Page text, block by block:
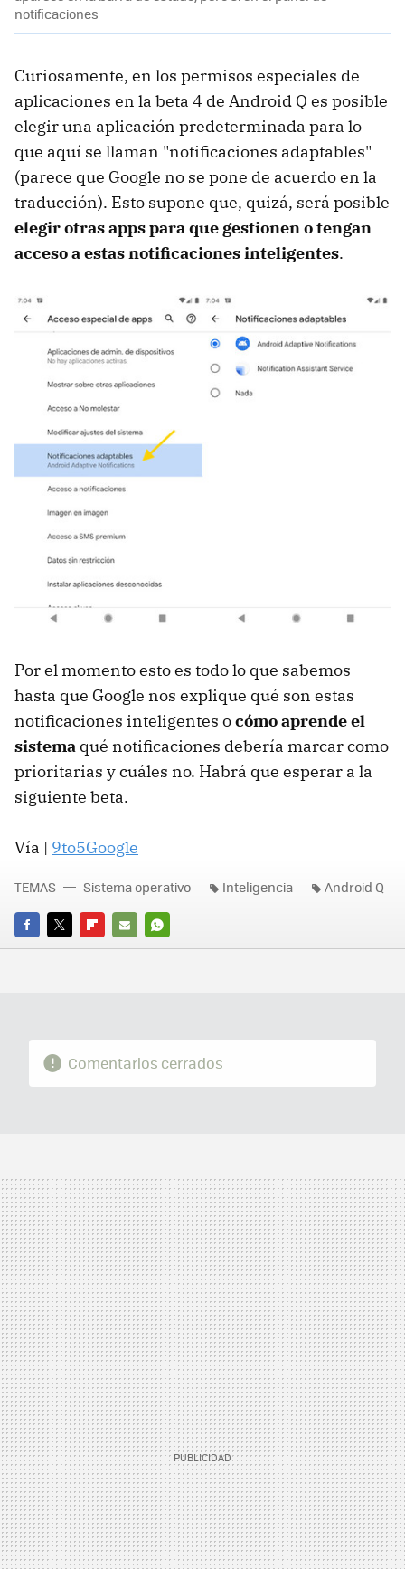
notificaciones
Curiosamente, en los permisos especiales de
aplicaciones en la beta 4 de Android Q es posible
elegir una aplicación predeterminada para lo
que aquí se llaman "notificaciones adaptables"
(parece que Google no se pone de acuerdo en la
traducción). Esto supone que, quizá, será posible
elegir otras apps para que gestionen o tengan
acceso a estas notificaciones inteligentes.
Por el momento esto es todo lo que sabemos
hasta que Google nos explique qué son estas
notificaciones inteligentes ocómo aprende el
sistema qué notificaciones debería marcar como
prioritarias y cuáles no. Habrá que esperar a la
siguiente beta.
Vía | 9to5Google
FACEBOOK
TWITTERFLIPBOARD
E-
WHATSAPP
TEMAS Sistema operativo Inteligencia Android Q
Comentarios cerrados